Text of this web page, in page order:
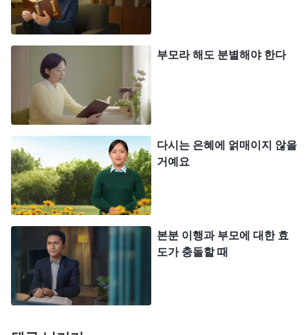
휼히 여겨 줄 것이라고 생각하고, 인내가 자신을 대
하는 하나님 태도의 기준이라고 평생토록 여긴다. 또
어떤 사람은 하나님이 한 번 관용을 베푼 것을 가지
고 영원히 관용을 베풀어 줄 거라고 규정지어 버린
다. 게다가 그 관용이란 기한도 조건도 없고, 나아가
아무 원칙도 없는 관용이다. 이런 인식법이 맞느
냐?』 (＜말씀ㆍ2권 하나님을 알아 가는 것에 관하여ㆍ하
나님의 성품과 하나님의 사역으로 맺게 될 결실을 어떻게 알
아야 하는가＞ 중에서)
, 『 하나님은 모든 사람을 공의롭
게 대한다. 그는 아주 신중하고 엄숙하게 정복 사역
과구원사역을 한다. 이것이 그의 경영이다. 그는 모
든 사람을 엄격하고 진지한 태도로 대한다. 사람을
애완동물처럼 어르고 달래지 않는다. 사람에 대한 하
나님의 사랑은 총애나 지나친 애정이 아니다. 사람에
부모라 해도 분별해야 한다
다시는 은혜에 얽매이지 않을
거예요
본분 이행과 부모에 대한 효
도가 충돌할 때